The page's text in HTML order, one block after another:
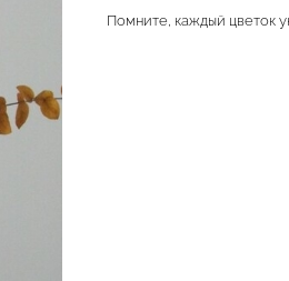
Помните, каждый цветок